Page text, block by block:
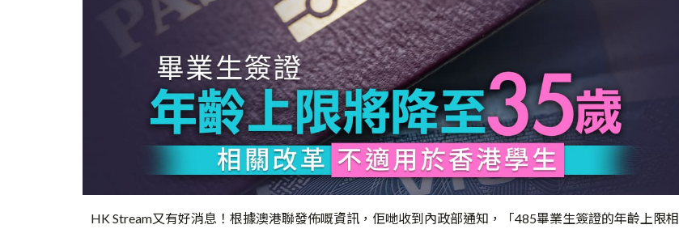
HK Stream又有好消息！根據澳港聯發佈嘅資訊，佢哋收到內政部通知，「485畢業生簽證的年齡上限相